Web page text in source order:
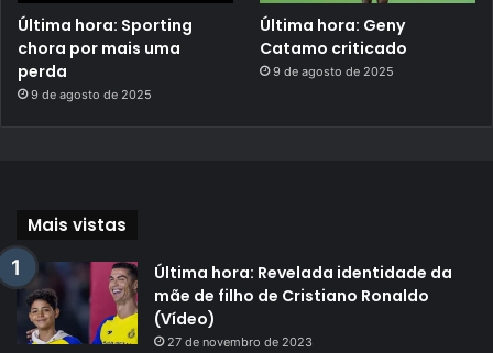
Última hora: Sporting
chora por mais uma
perda
9 de agosto de 2025
Última hora: Geny
Catamo criticado
9 de agosto de 2025
Mais vistas
Última hora: Revelada identidade da
mãe de filho de Cristiano Ronaldo
(Vídeo)
27 de novembro de 2023